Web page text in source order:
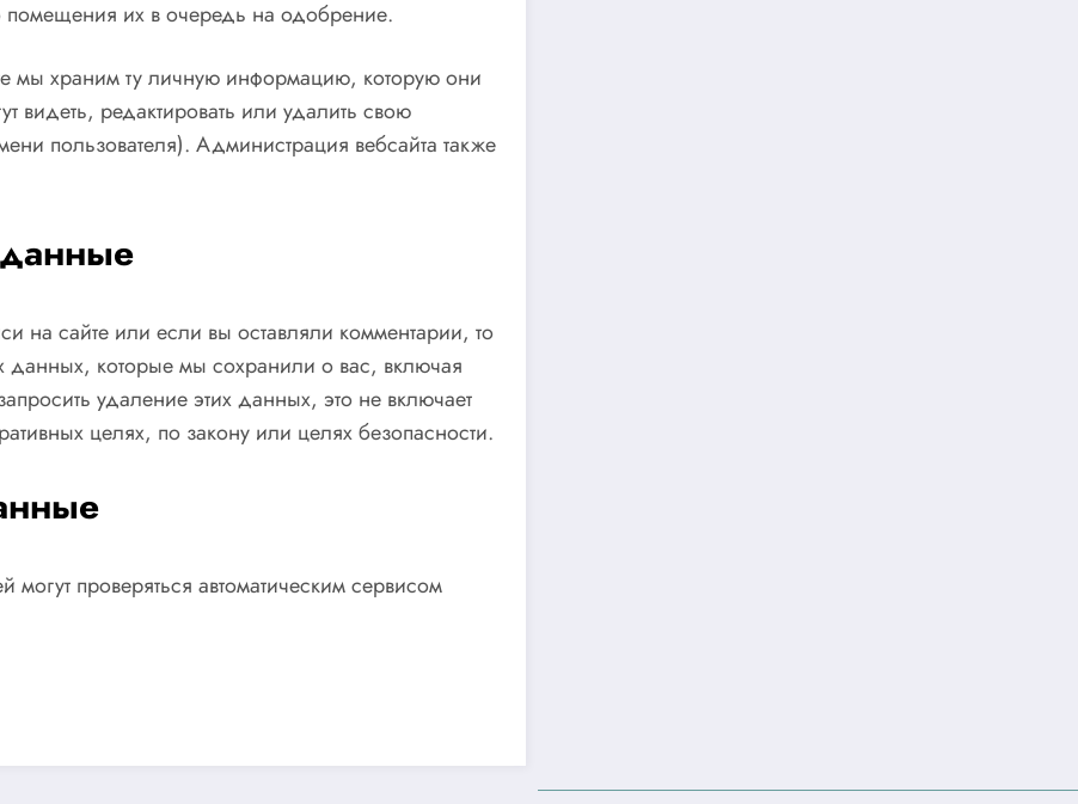
помещения их в очередь на одобрение.
мы храним ту личную информацию, которую они
видеть, редактировать или удалить свою
пользователя). Администрация вебсайта также
на сайте или если вы оставляли комментарии, то
данных, которые мы сохранили о вас, включая
удаление этих данных, это не включает
целях, по закону или целях безопасности.
могут проверяться автоматическим сервисом